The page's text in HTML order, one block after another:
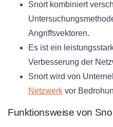
Snort kombiniert
Angriffsvektoren.
Es ist ein
Verbesserung der
Snort wird von
Netzwerk vor
Funktionsweise von